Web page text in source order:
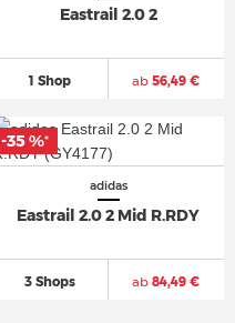
Eastrail 2.0 2
1 Shop ab 56,49 €
adidas
Eastrail 2.0 2 Mid R.RDY
3 Shops ab 84,49 €
-35 %*
-35 %*